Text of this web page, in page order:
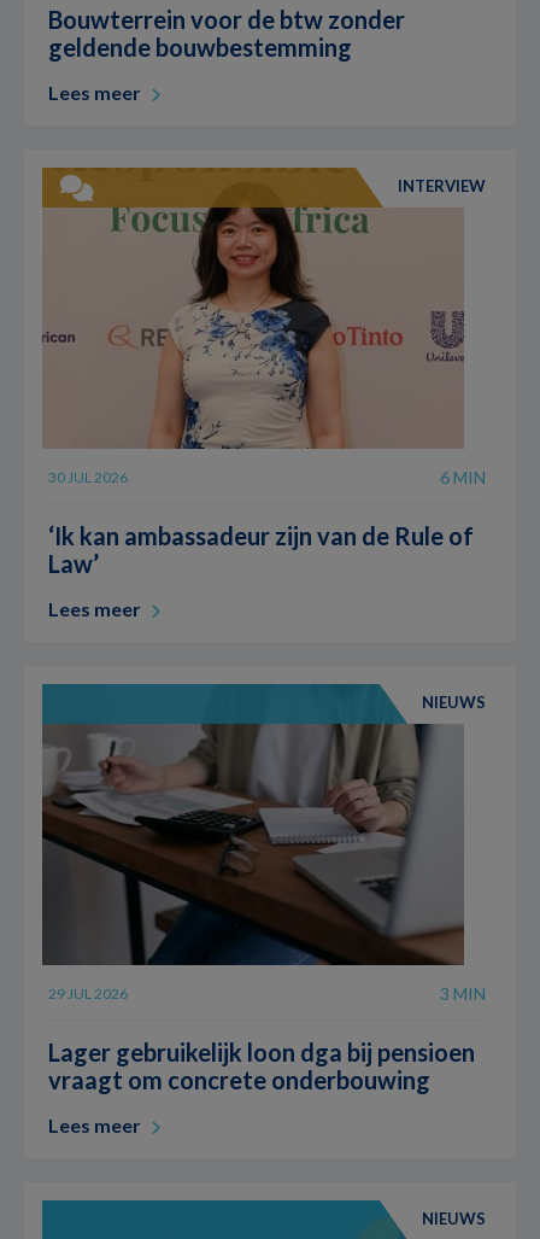
Bouwterrein voor de btw zonder
geldende bouwbestemming
Lees meer
INTERVIEW
30 JUL 2026 6 MIN
‘Ik kan ambassadeur zijn van de Rule of
Law’
Lees meer
NIEUWS
29 JUL 2026 3 MIN
Lager gebruikelijk loon dga bij pensioen
vraagt om concrete onderbouwing
Lees meer
NIEUWS